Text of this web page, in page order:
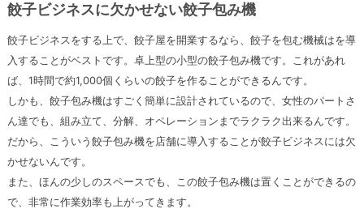
餃子ビジネスに欠かせない餃子包み機
餃子ビジネスをする上で、餃子屋を開業するなら、餃子を包む機械はを導
入することがベストです。卓上型の小型の餃子包み機です。これがあれ
ば、1時間で約1,000個くらいの餃子を作ることができるんです。
しかも、餃子包み機はすごく簡単に設計されているので、女性のパートさ
ん達でも、組み立て、分解、オペレーションまでラクラク出来るんです。
だから、こういう餃子包み機を店舗に導入することが餃子ビジネスには欠
かせないんです。
また、ほんの少しのスペースでも、この餃子包み機は置くことができるの
で、非常に作業効率も上がってきます。